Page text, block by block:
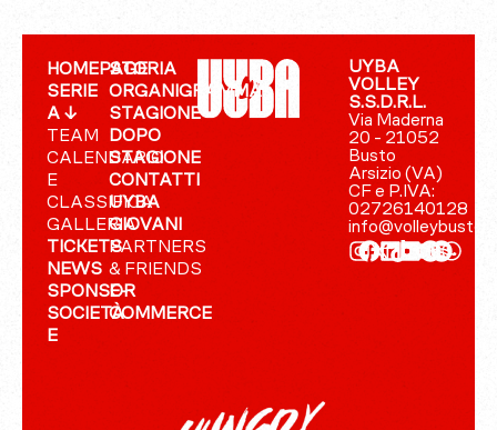
HOMEPAGE
SERIE
A ↓
TEAM
CALENDARIO
E
CLASSIFICA
GALLERIA
TICKETS
NEWS
SPONSOR
SOCIETÀ
E
STORIA
ORGANIGRAMMA
STAGIONE
DOPO
STAGIONE
CONTATTI
UYBA
GIOVANI
PARTNERS
& FRIENDS
E-
COMMERCE
UYBA
VOLLEY
S.S.D.R.L.
Via Maderna
20 - 21052
Busto
Arsizio (VA)
CF e P.IVA:
02726140128